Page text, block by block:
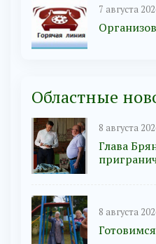
7 августа
Областные
8 августа
Глава
8 августа